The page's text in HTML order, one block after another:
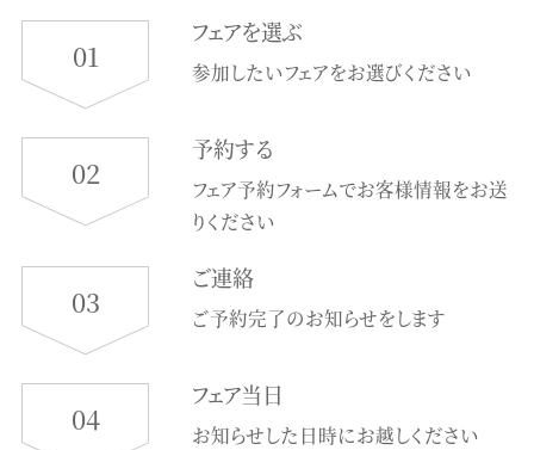
01
フェアを選ぶ
参加したいフェアをお選びください
02
予約する
フェア予約フォームでお客様情報をお送
りください
03
ご連絡
ご予約完了のお知らせをします
04
フェア当日
お知らせした日時にお越しください